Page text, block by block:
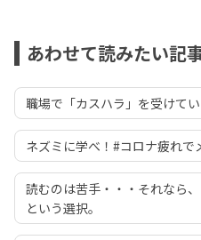
あわせて読みたい記
職場で「カスハラ」を受けて
ネズミに学べ！#コロナ疲れ
読むのは苦手・・・それなら
という選択。